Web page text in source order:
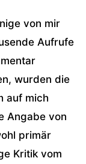
von mir
Aufrufe
wurden die
auf mich
Angabe von
primär
Kritik vom